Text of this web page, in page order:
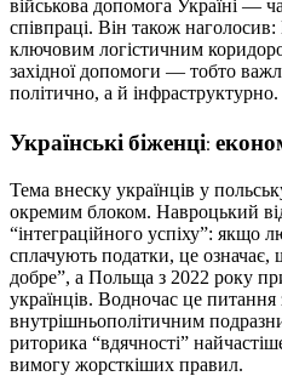
військова допомога Україні —
співпраці. Він також
ключовим логістичним
західної допомоги — тобто
політично, а й інфраструктурно.
Українські біженці:
Тема внеску українців у
окремим блоком. Навроцький
“інтеграційного успіху”: якщо
сплачують податки, це
добре”, а Польща з 2022 року
українців. Водночас це питання
внутрішньополітичним
риторика “вдячності”
вимогу жорсткіших правил.